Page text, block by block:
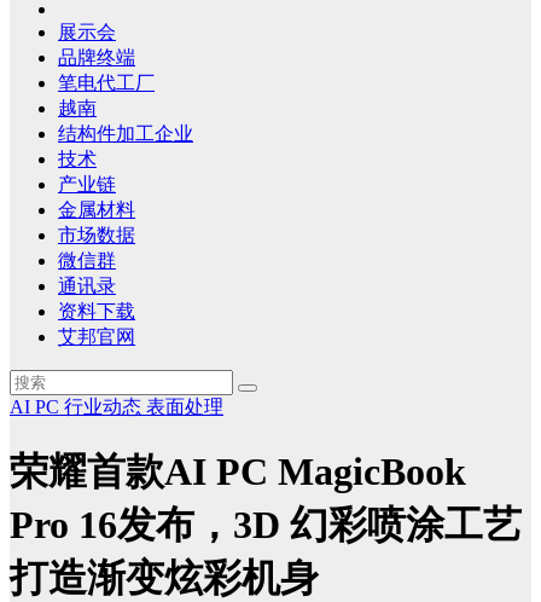
展示会
品牌终端
笔电代工厂
越南
结构件加工企业
技术
产业链
金属材料
市场数据
微信群
通讯录
资料下载
艾邦官网
AI PC 行业动态 表面处理
荣耀首款AI PC MagicBook
Pro 16发布，3D 幻彩喷涂工艺
打造渐变炫彩机身